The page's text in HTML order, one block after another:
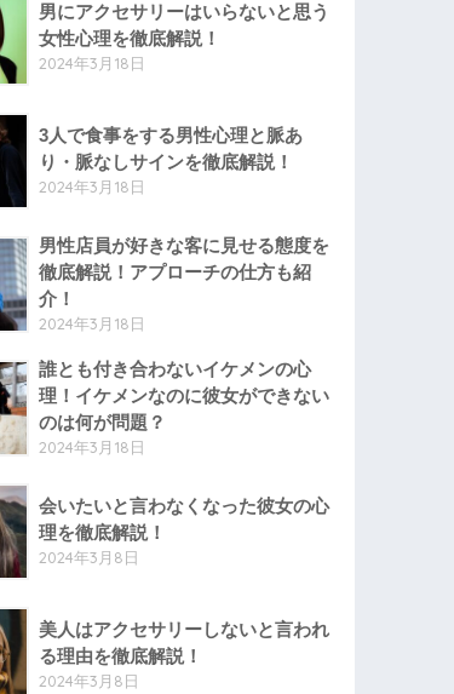
男にアクセサリーはいらないと思う
女性心理を徹底解説！
2024年3月18日
3人で食事をする男性心理と脈あ
り・脈なしサインを徹底解説！
2024年3月18日
男性店員が好きな客に見せる態度を
徹底解説！アプローチの仕方も紹
介！
2024年3月18日
誰とも付き合わないイケメンの心
理！イケメンなのに彼女ができない
のは何が問題？
2024年3月18日
会いたいと言わなくなった彼女の心
理を徹底解説！
2024年3月8日
美人はアクセサリーしないと言われ
る理由を徹底解説！
2024年3月8日